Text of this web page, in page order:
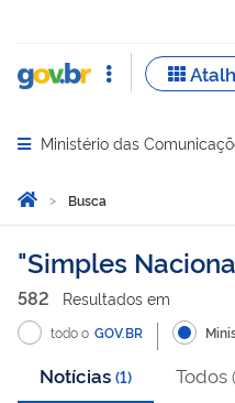
Abrir menu principal de
Ministério das
Você está aqui:
Página Inicial
Busca
Busca
Simples
582 Resultados em
todo o GOV.BR
Notícias (1) Todos (